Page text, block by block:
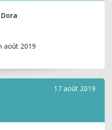
août 2019
17 août 2019